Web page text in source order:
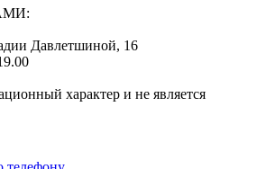
Давлетшиной, 16
характер и не является